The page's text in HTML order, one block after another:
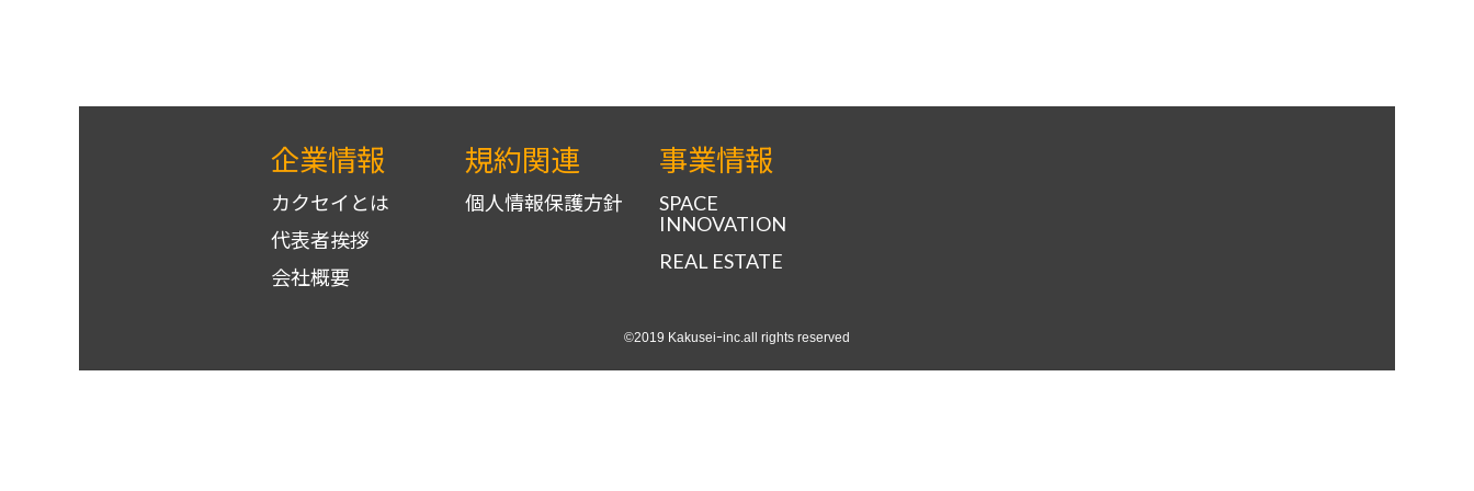
企業情報
カクセイとは
代表者挨拶
会社概要
規約関連
個人情報保護方針
事業情報
SPACE
INNOVATION
REAL ESTATE
©2019 Kakuseiｰinc.all rights reserved